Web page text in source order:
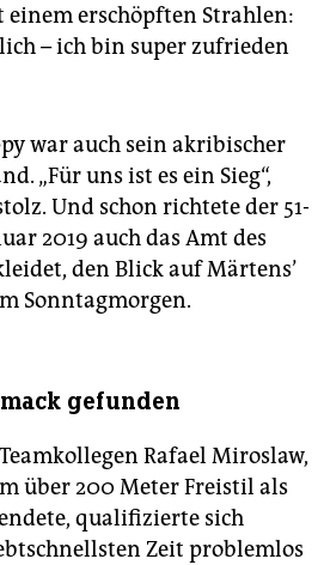
erschöpften Strahlen:
– ich bin super zufrieden
war auch sein akribischer
„Für uns ist es ein Sieg“,
Und schon richtete der 51-
2019 auch das Amt des
den Blick auf Märtens’
Sonntagmorgen.
gefunden
Rafael Miroslaw,
über 200 Meter Freistil als
qualifizierte sich
Zeit problemlos